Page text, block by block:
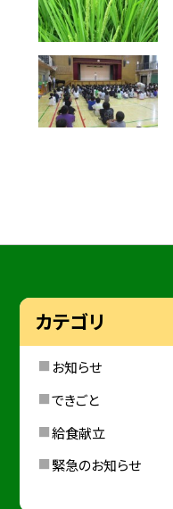
カテゴリ
お知らせ
できごと
給食献立
緊急のお知らせ